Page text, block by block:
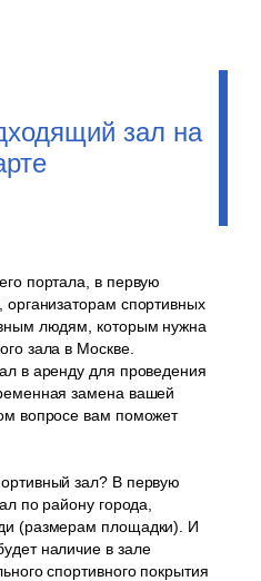
зал на
портала, в первую
спортивных
людям, которым нужна
зала в Москве.
в аренду для проведения
замена вашей
вопросе вам поможет
зал? В первую
по району города,
(размерам площадки). И
наличие в зале
спортивного покрытия